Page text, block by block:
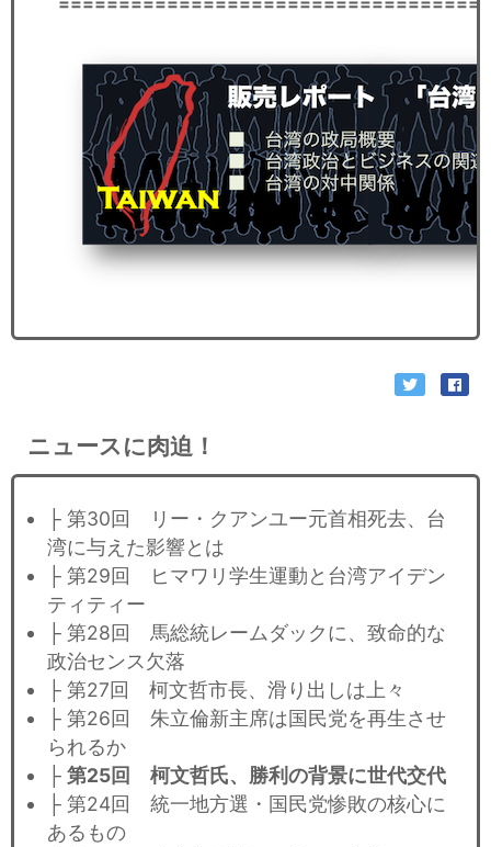
ニュースに肉迫！
├ 第30回 リー・クアンユー元首相死去、台
湾に与えた影響とは
├ 第29回 ヒマワリ学生運動と台湾アイデン
ティティー
├ 第28回 馬総統レームダックに、致命的な
政治センス欠落
├ 第27回 柯文哲市長、滑り出しは上々
├ 第26回 朱立倫新主席は国民党を再生させ
られるか
├ 第25回 柯文哲氏、勝利の背景に世代交代
├ 第24回 統一地方選・国民党惨敗の核心に
あるもの